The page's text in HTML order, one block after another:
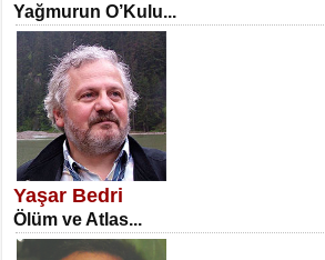
NECLA DİLEK ARSLAN
Öğretmenler Günü Mahkemesi...
Yağmurun O’Kulu...
Yaşar Bedri
Ölüm ve Atlas...